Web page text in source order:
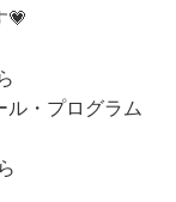
💗
ル・プログラム